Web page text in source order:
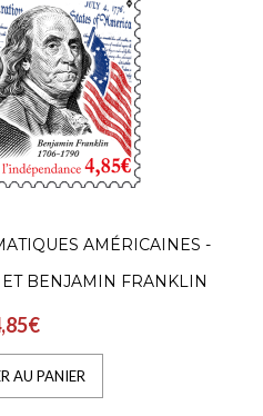
AMÉRICAINES -
BENJAMIN FRANKLIN
AU PANIER